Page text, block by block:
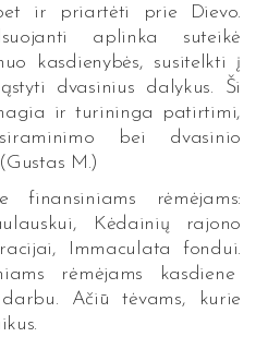
ir priartėti prie Dievo.
aplinka suteikė
kasdienybės, susitelkti į
dvasinius dalykus. Ši
ir turininga patirtimi,
bei dvasinio
M.)
finansiniams rėmėjams:
Kėdainių rajono
Immaculata fondui.
rėmėjams kasdiene
Ačiū tėvams, kurie